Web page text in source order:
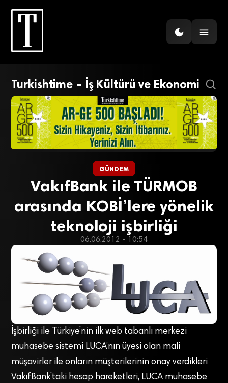
Turkishtime – İş Kültürü ve Ekonomi
GÜNDEM
VakıfBank ile TÜRMOB
arasında KOBİ’lere yönelik
teknoloji işbirliği
06.06.2012 - 10:54
İşbirliği ile Türkiye’nin ilk web tabanlı merkezi
muhasebe sistemi LUCA’nın üyesi olan mali
müşavirler ile onların müşterilerinin onay verdikleri
VakıfBank’taki hesap hareketleri, LUCA muhasebe